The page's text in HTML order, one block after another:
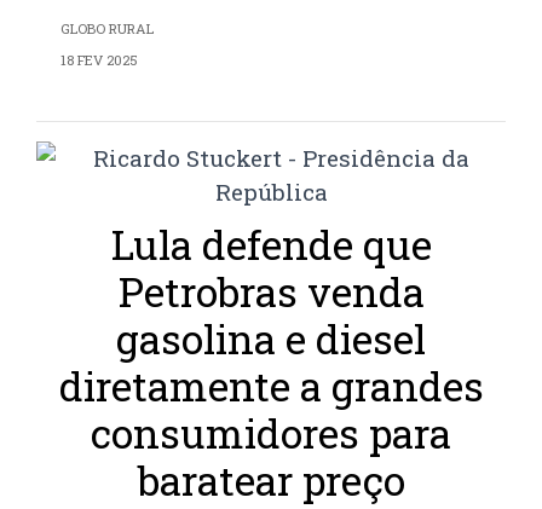
GLOBO RURAL
18 FEV 2025
Lula defende que
Petrobras venda
gasolina e diesel
diretamente a grandes
consumidores para
baratear preço